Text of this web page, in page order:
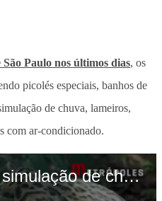
Paulo nos últimos dias, os
picolés especiais, banhos de
de chuva, lameiros,
com ar-condicionado.